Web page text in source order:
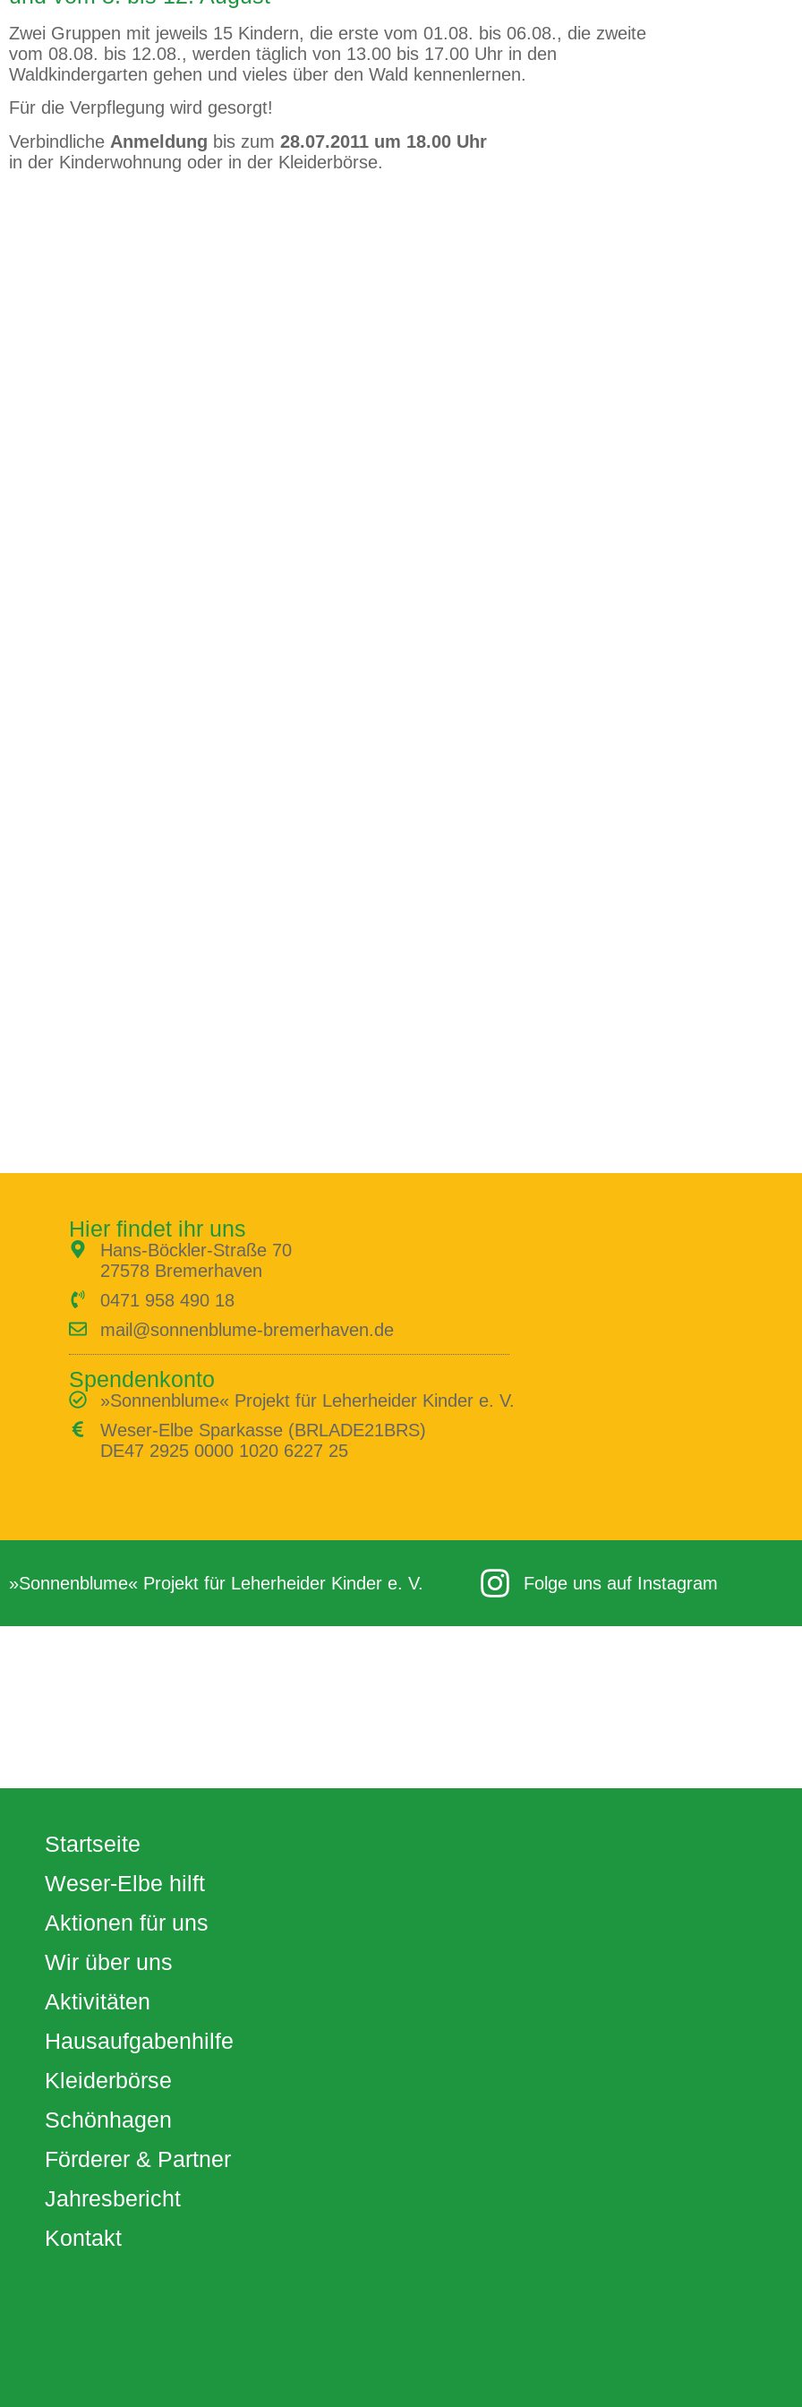
in Bremerhaven, Stadtteil Leherheide
Zwei Gruppen mit jeweils 15 Kindern, die erste vom 01.08. bis 06.08., die zweite
vom 08.08. bis 12.08., werden täglich von 13.00 bis 17.00 Uhr in den
Waldkindergarten gehen und vieles über den Wald kennenlernen.
Für die Verpflegung wird gesorgt!
Verbindliche Anmeldung bis zum 28.07.2011 um 18.00 Uhr
in der Kinderwohnung oder in der Kleiderbörse.
Hier findet ihr uns
Hans-Böckler-Straße 70
27578 Bremerhaven
0471 958 490 18
mail@sonnenblume-bremerhaven.de
Spendenkonto
»Sonnenblume« Projekt für Leherheider Kinder e. V.
Weser-Elbe Sparkasse (BRLADE21BRS)
DE47 2925 0000 1020 6227 25
»Sonnenblume« Projekt für Leherheider Kinder e. V. Folge uns auf Instagram
Startseite
Weser-Elbe hilft
Aktionen für uns
Wir über uns
Aktivitäten
Hausaufgabenhilfe
Kleiderbörse
Schönhagen
Förderer & Partner
Jahresbericht
Kontakt